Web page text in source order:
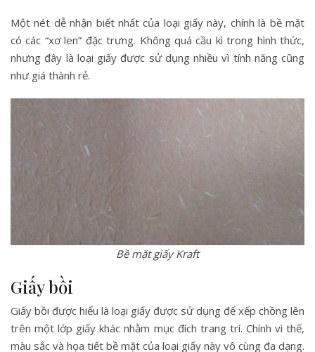
Một nét dễ nhận biết nhất của loại giấy này, chính là bề mặt
có các “xơ len” đặc trưng. Không quá cầu kì trong hình thức,
nhưng đây là loại giấy được sử dụng nhiều vì tính năng cũng
như giá thành rẻ.
Bề mặt giấy Kraft
Giấy bồi
Giấy bồi được hiểu là loại giấy được sử dụng để xếp chồng lên
trên một lớp giấy khác nhằm mục đích trang trí. Chính vì thế,
màu sắc và họa tiết bề mặt của loại giấy này vô cùng đa dạng.